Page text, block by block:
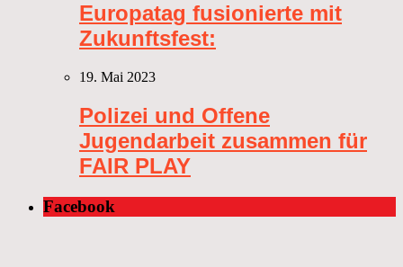
Europatag fusionierte mit
Zukunftsfest:
19. Mai 2023
Polizei und Offene
Jugendarbeit zusammen für
FAIR PLAY
Facebook